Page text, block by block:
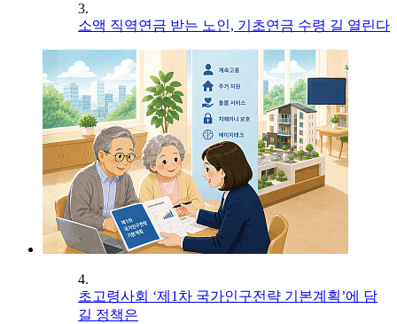
3.
소액 직역연금 받는 노인, 기초연금 수령 길 열린다
4.
초고령사회 ‘제1차 국가인구전략 기본계획’에 담
길 정책은